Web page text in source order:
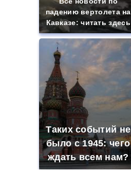
падению вертолета на
Кавказе: читать здесь
Таких событий не
было с 1945: чего
ждать всем нам?